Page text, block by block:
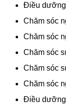
Điều
Chăm sóc
Chăm sóc
Chăm sóc
Chăm sóc
Chăm sóc
Điều